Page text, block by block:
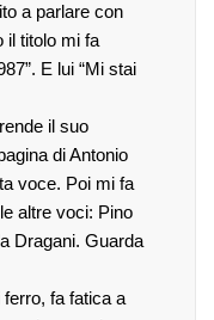
a parlare con
il titolo mi fa
E lui “Mi stai
il suo
di Antonio
voce. Poi mi fa
altre voci: Pino
Dragani. Guarda
fa fatica a